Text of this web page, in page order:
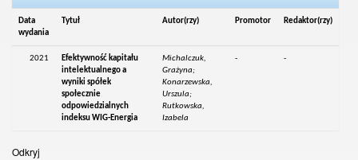
Data
wydania
Tytuł Autor(rzy) Promotor Redaktor(rzy)
2021
Efektywność kapitału
intelektualnego a
wyniki spółek
społecznie
odpowiedzialnych
indeksu WIG-Energia
Michalczuk,
Grażyna;
Konarzewska,
Urszula;
Rutkowska,
Izabela
- -
Odkryj